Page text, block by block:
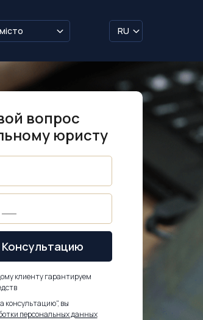
RU
вопрос
юристу
клиенту гарантируем
консультацию", вы
персональных данных